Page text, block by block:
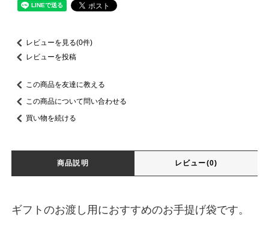
レビューを見る(0件)
レビューを投稿
この商品を友達に教える
この商品について問い合わせる
買い物を続ける
商品説明 レビュー(0)
ギフトのお渡し用におすすめのお手提げ袋です。